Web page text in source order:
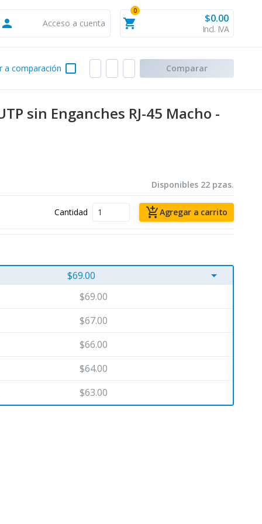
person Acceso a cuenta shopping_cart
0
$0.00
Incl. IVA
check_box_outline_blank
a comparación Comparar
sin Enganches RJ-45 Macho -
Disponibles 22 pzas.
Cantidad add_shopping_cartAgregar a carrito
arrow_drop_down
$69.00
$69.00
$67.00
$66.00
$64.00
$63.00